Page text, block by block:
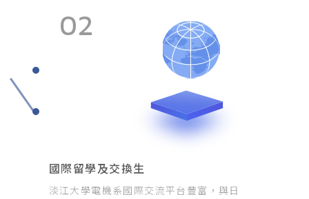
02
國際留學及交換生
淡江大學電機系國際交流平台豐富，與日